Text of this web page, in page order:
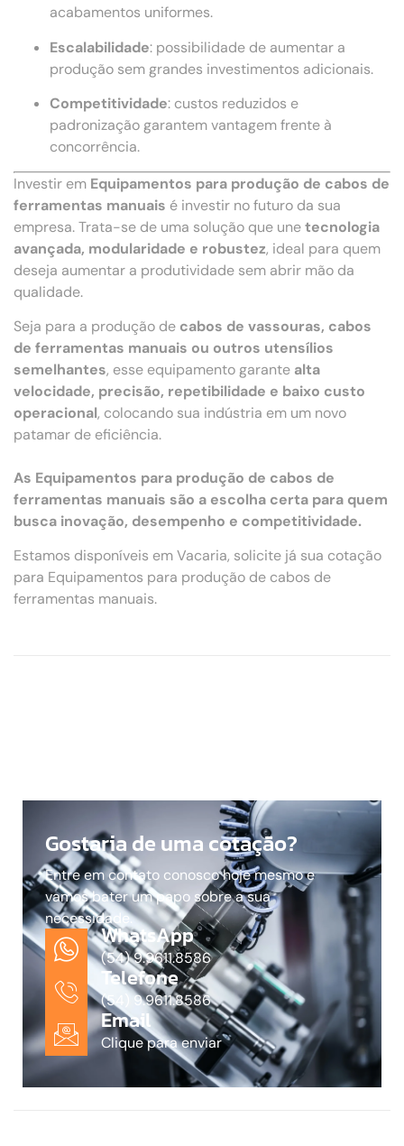
acabamentos uniformes.
Escalabilidade: possibilidade de aumentar a
produção sem grandes investimentos adicionais.
Competitividade: custos reduzidos e
padronização garantem vantagem frente à
concorrência.
Investir em Equipamentos para produção de cabos de
ferramentas manuais é investir no futuro da sua
empresa. Trata-se de uma solução que unetecnologia
avançada, modularidade e robustez, ideal para quem
deseja aumentar a produtividade sem abrir mão da
qualidade.
Seja para a produção de cabos de vassouras, cabos
de ferramentas manuais ou outros utensílios
semelhantes, esse equipamento garante alta
velocidade, precisão, repetibilidade e baixo custo
operacional, colocando sua indústria em um novo
patamar de eficiência.
As Equipamentos para produção de cabos de
ferramentas manuais são a escolha certa para quem
busca inovação, desempenho e competitividade.
Estamos disponíveis em Vacaria, solicite já sua cotação
para Equipamentos para produção de cabos de
ferramentas manuais.
Gostaria de uma cotação?
Entre em contato conosco hoje mesmo e
vamos bater um papo sobre a sua
necessidade.
WhatsApp
(54) 9.9611.8586
Telefone
(54) 9.9611.8586
Email
Clique para enviar